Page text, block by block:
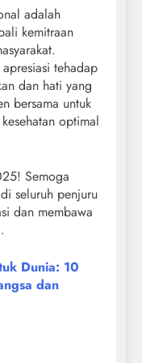
adalah
kemitraan
tehadap
dan hati yang
bersama untuk
optimal
Semoga
seluruh penjuru
dan membawa
Dunia: 10
dan